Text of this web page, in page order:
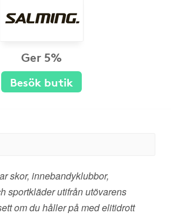
Ger 5%
Besök butik
skor, innebandyklubbor,
sportkläder utifrån utövarens
om du håller på med elitidrott